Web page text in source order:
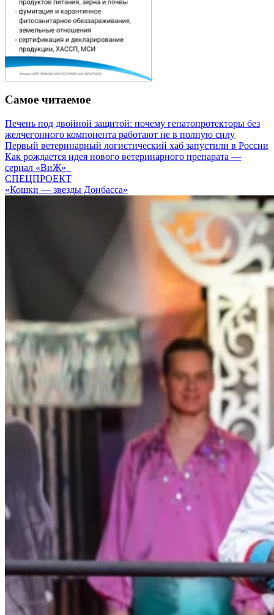
Самое читаемое
Печень под двойной защитой: почему гепатопротекторы без
желчегонного компонента работают не в полную силу
Первый ветеринарный логистический хаб запустили в России
Как рождается идея нового ветеринарного препарата —
сериал «ВиЖ»
СПЕЦПРОЕКТ
«Кошки — звезды Донбасса»